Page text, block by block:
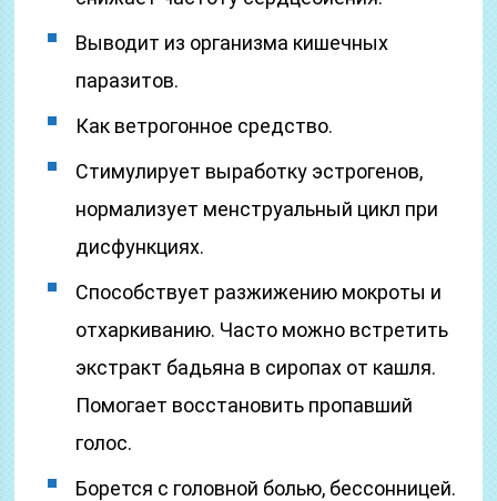
Выводит из организма кишечных
паразитов.
Как ветрогонное средство.
Стимулирует выработку эстрогенов,
нормализует менструальный цикл при
дисфункциях.
Способствует разжижению мокроты и
отхаркиванию. Часто можно встретить
экстракт бадьяна в сиропах от кашля.
Помогает восстановить пропавший
голос.
Борется с головной болью, бессонницей.